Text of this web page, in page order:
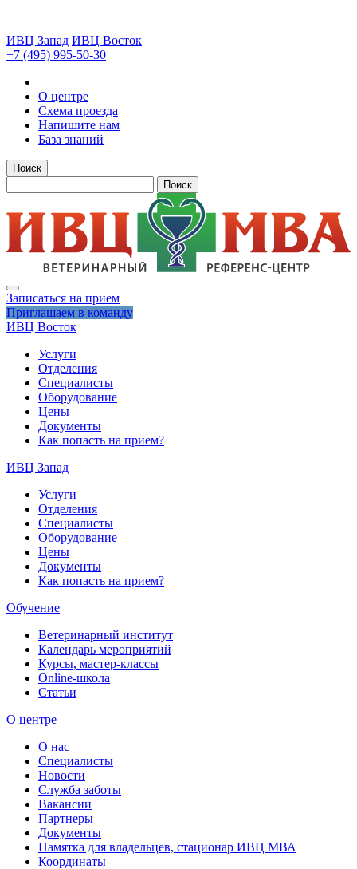
ИВЦ Запад ИВЦ Восток
+7 (495) 995-50-30
О центре
Схема проезда
Напишите нам
База знаний
Поиск
Поиск
Записаться на прием
Приглашаем в команду
ИВЦ Восток
Услуги
Отделения
Специалисты
Оборудование
Цены
Документы
Как попасть на прием?
ИВЦ Запад
Услуги
Отделения
Специалисты
Оборудование
Цены
Документы
Как попасть на прием?
Обучение
Ветеринарный институт
Календарь мероприятий
Курсы, мастер-классы
Online-школа
Статьи
О центре
О нас
Специалисты
Новости
Служба заботы
Вакансии
Партнеры
Документы
Памятка для владельцев, стационар ИВЦ МВА
Координаты